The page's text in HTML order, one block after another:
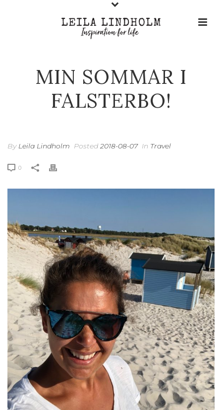
MIN SOMMAR I
FALSTERBO!
By Leila Lindholm Posted 2018-08-07 In Travel
0